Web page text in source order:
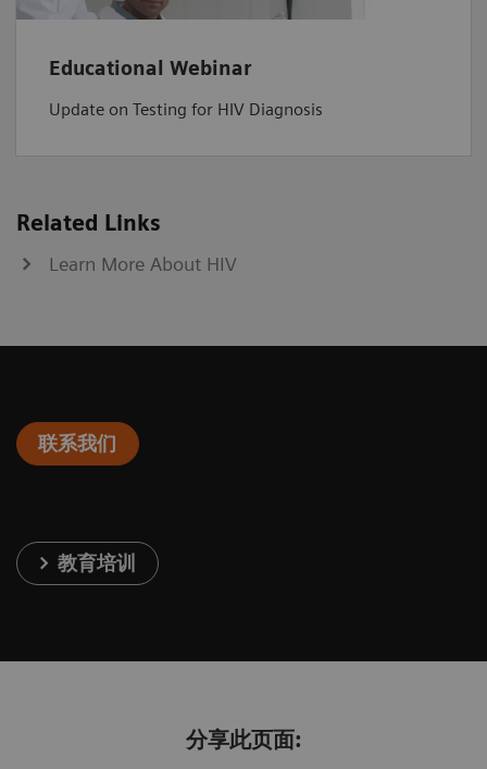
Educational Webinar
Update on Testing for HIV Diagnosis
Related Links
Learn More About HIV
联系我们
教育培训
分享此页面: